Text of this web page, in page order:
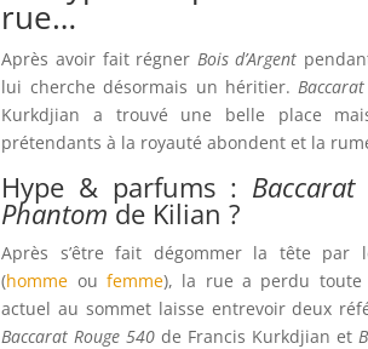
rue…
Après avoir fait régner Bois d’Argent
lui cherche désormais un héritier.
Kurkdjian a trouvé une belle place
prétendants à la royauté abondent et la
Hype & parfums :
Phantom de Kilian ?
Après s’être fait dégommer la tête par
(homme oufemme), la rue a perdu toute
actuel au sommet laisse entrevoir deux
Baccarat Rouge 540 de Francis Kurkdjian et